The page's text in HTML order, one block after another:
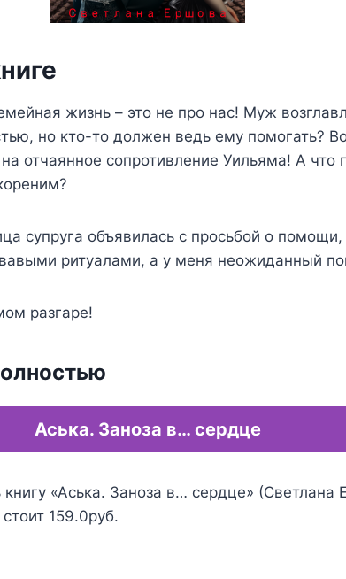
жизнь – это не про нас! Муж
но кто-то должен ведь ему помогать?
отчаянное сопротивление Уильяма! А что
супруга объявилась с просьбой о помощи,
ритуалами, а у меня неожиданный
разгаре!
Аська. Заноза в… сердце
книгу «Аська. Заноза в… сердце» (Светлана
159.0руб.